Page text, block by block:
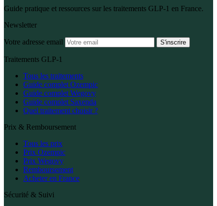
Guide pratique et ressources sur les traitements GLP-1 en France.
Newsletter
Votre adresse email S'inscrire
Traitements GLP-1
Tous les traitements
Guide complet Ozempic
Guide complet Wegovy
Guide complet Saxenda
Quel traitement choisir ?
Prix & Remboursement
Tous les prix
Prix Ozempic
Prix Wegovy
Remboursement
Acheter en France
Sécurité & Suivi